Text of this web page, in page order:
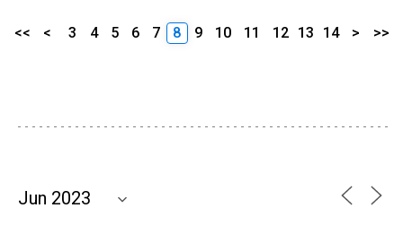
<< < 3 4 5 6 7 8 9 10 11 12 13 14 > >>